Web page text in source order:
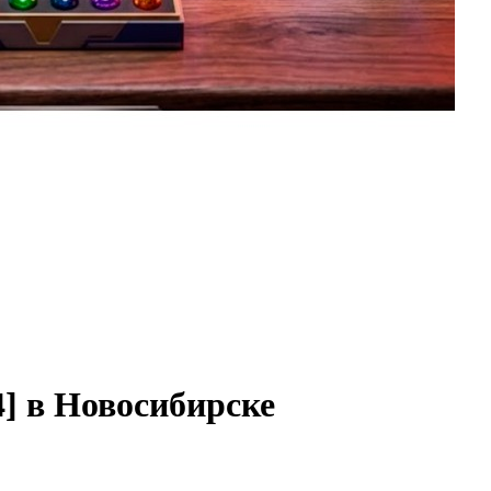
в Новосибирске